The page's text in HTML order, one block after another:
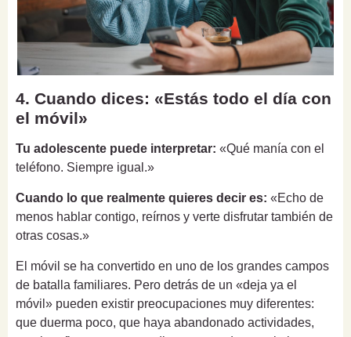
4. Cuando dices: «Estás todo el día con
el móvil»
Tu adolescente puede interpretar: «Qué manía con el
teléfono. Siempre igual.»
Cuando lo que realmente quieres decir es: «Echo de
menos hablar contigo, reírnos y verte disfrutar también de
otras cosas.»
El móvil se ha convertido en uno de los grandes campos
de batalla familiares. Pero detrás de un «deja ya el
móvil» pueden existir preocupaciones muy diferentes:
que duerma poco, que haya abandonado actividades,